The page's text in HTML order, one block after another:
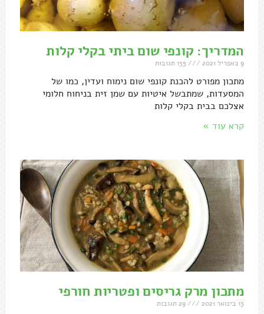
המדריך: קונפי שום ביתי בקלי קלות
9 באפריל 2021
מתכון מפורט להכנת קונפי שום נימוח ועדין, כמו של
המסעדות, שמתבשל איטיות עם שמן זית בניחוח חלומי
אצלכם בבית בקלי קלות
קרא עוד »
מתכון מרק גריסים ופטריות חורפי
13 בינואר 2021